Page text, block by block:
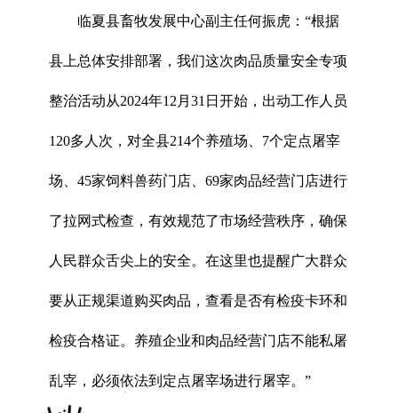
临夏县畜牧发展中心副主任何振虎：“根据
县上总体安排部署，我们这次肉品质量安全专项
整治活动从2024年12月31日开始，出动工作人员
120多人次，对全县214个养殖场、7个定点屠宰
场、45家饲料兽药门店、69家肉品经营门店进行
了拉网式检查，有效规范了市场经营秩序，确保
人民群众舌尖上的安全。在这里也提醒广大群众
要从正规渠道购买肉品，查看是否有检疫卡环和
检疫合格证。养殖企业和肉品经营门店不能私屠
乱宰，必须依法到定点屠宰场进行屠宰。”
x